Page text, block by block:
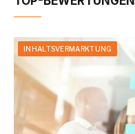
INHALTSVERMARKTUNG